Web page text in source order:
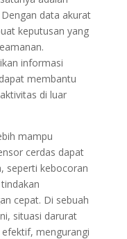
data akurat
keputusan yang
informasi
membantu
di luar
mampu
cerdas dapat
seperti kebocoran
cepat. Di sebuah
situasi darurat
mengurangi